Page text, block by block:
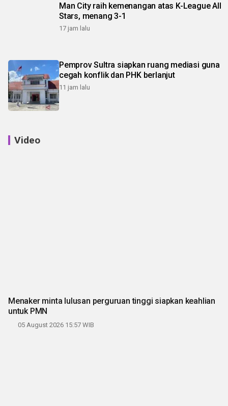
Man City raih kemenangan atas K-League All
Stars, menang 3-1
17 jam lalu
Pemprov Sultra siapkan ruang mediasi guna
cegah konflik dan PHK berlanjut
11 jam lalu
Video
Menaker minta lulusan perguruan tinggi siapkan keahlian
untuk PMN
05 August 2026 15:57 WIB